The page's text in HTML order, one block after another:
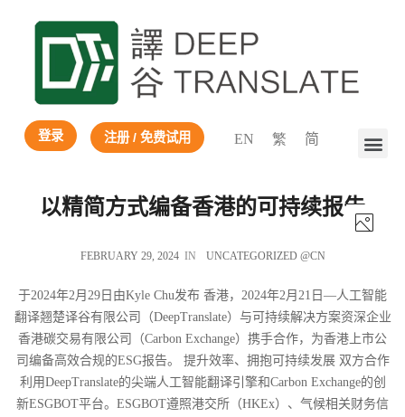
登录 注册 / 免费试用 EN 繁 简
以精简方式编备香港的可持续报告
FEBRUARY 29, 2024 IN UNCATEGORIZED @CN
于2024年2月29日由Kyle Chu发布 香港，2024年2月21日—人工智能
翻译翘楚译谷有限公司（DeepTranslate）与可持续解决方案资深企业
香港碳交易有限公司（Carbon Exchange）携手合作，为香港上市公
司编备高效合规的ESG报告。 提升效率、拥抱可持续发展 双方合作
利用DeepTranslate的尖端人工智能翻译引擎和Carbon Exchange的创
新ESGBOT平台。ESGBOT遵照港交所（HKEx）、气候相关财务信